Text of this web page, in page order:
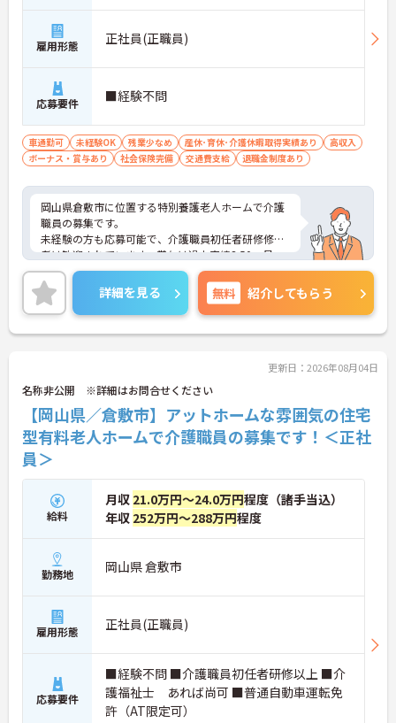
雇用形態 正社員(正職員)
応募要件 ■経験不問
車通勤可 未経験OK 残業少なめ 産休･育休･介護休暇取得実績あり
高収入
ボーナス・賞与あり
社会保険完備 交通費支給 退職金制度あり
岡山県倉敷市に位置する特別養護老人ホームで介護
職員の募集です。
未経験の方も応募可能で、介護職員初任者研修修了
者は歓迎されています。賞与は過去実績3.50ヶ月
分、各種処遇改善手当の支給があります。年間休日1
09日やリフレッシュ休暇もあり、仕事とプライベー
トの両立を目指しやすい環境です。ご興味のある方
には、面接対策ポイントなどさらに詳細をお話いた
しますので、お気軽にご相談ください。
■ 働きやすさを支える休暇制度
休日制度が整っている職場です
・年間休日109日
・4日連続のリフレッシュ休暇あり
・有給休暇制度あり
→ プライベートの時間も大切にしながら働ける環境
です♪
■ 未経験から挑戦できる環境
介護経験不問で応募可能です
・施設見学を随時受付
→ 介護の仕事をこれから始めたい方も安心して応募
しやすい環境です♪
■ 各種手当が充実した待遇面
詳細を見る 無料 紹介してもらう
更新日：2026年08月04日
名称非公開 ※詳細はお問合せください
【岡山県／倉敷市】アットホームな雰囲気の住宅
型有料老人ホームで介護職員の募集です！＜正社
員＞
給料
月収 21.0万円～24.0万円程度（諸手当込）
年収 252万円～288万円程度
勤務地 岡山県 倉敷市
雇用形態 正社員(正職員)
応募要件
■経験不問 ■介護職員初任者研修以上 ■介
護福祉士 あれば尚可 ■普通自動車運転免
許（AT限定可）